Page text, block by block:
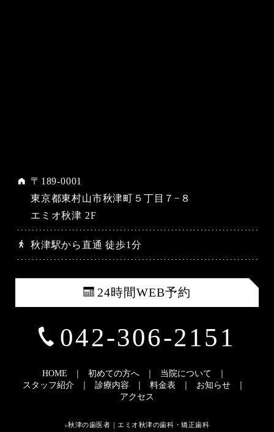
〒189-0001
東京都東村山市秋津町５丁目７−８
エミオ秋津 2F
秋津駅から直通 徒歩1分
24時間WEB予約
042-306-2151
HOME 初めての方へ
当院について
スタッフ紹介
診療内容 料金表
お知らせ
アクセス
©秋津の歯医者｜エミオ秋津の歯科・矯正歯科